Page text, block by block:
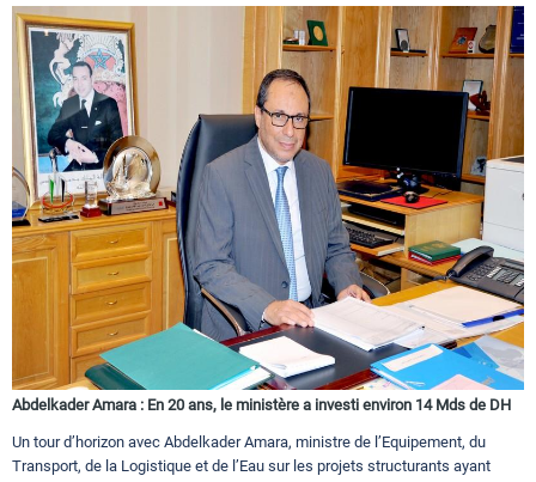
Abdelkader Amara : En 20 ans, le ministère a investi environ 14 Mds de DH
Un tour d’horizon avec Abdelkader Amara, ministre de l’Equipement, du
Transport, de la Logistique et de l’Eau sur les projets structurants ayant